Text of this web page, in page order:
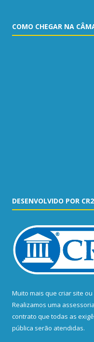
COMO CHEGAR NA
DESENVOLVIDO POR CR2
Muito mais que criar site ou
Realizamos uma assessoria
contrato que todas as
pública serão atendidas.